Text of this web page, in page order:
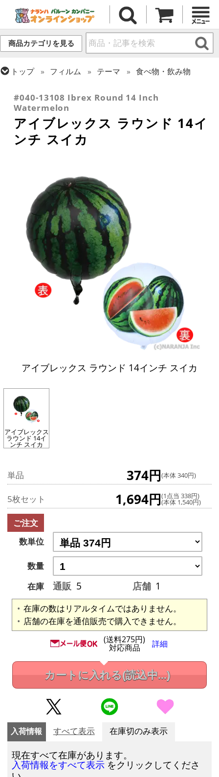
商品カテゴリを見る
トップ フィルム テーマ
食べ物・飲み物
#040-13108 Ibrex Round 14 Inch
Watermelon
アイブレックス ラウンド 14イ
ンチ スイカ
アイブレックス ラウンド 14インチ スイカ
アイブレックス
ラウンド 14イ
ンチ スイカ
単品 374円(本体 340円)
5枚セット 1,694円(1点当 338円)
(本体 1,540円)
ご注文
数単位
数量
在庫
通販 5 店舗 1
在庫の数はリアルタイムではありません。
店舗の在庫を通信販売で購入できません。
(送料275円)
対応商品 詳細
カートに入れる(読込中...)
入荷情報 すべて表示 在庫切のみ表示
現在すべて在庫があります。
入荷情報をすべて表示 をクリックしてくださ